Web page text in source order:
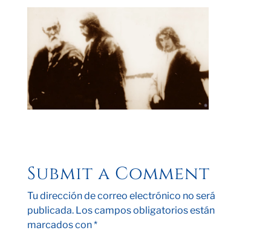
Submit a Comment
Tu dirección de correo electrónico no será
publicada. Los campos obligatorios están
marcados con*